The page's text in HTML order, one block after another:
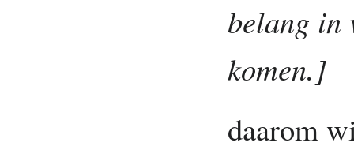
belang in
komen.]
daarom